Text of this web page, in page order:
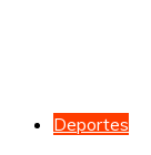
Deportes